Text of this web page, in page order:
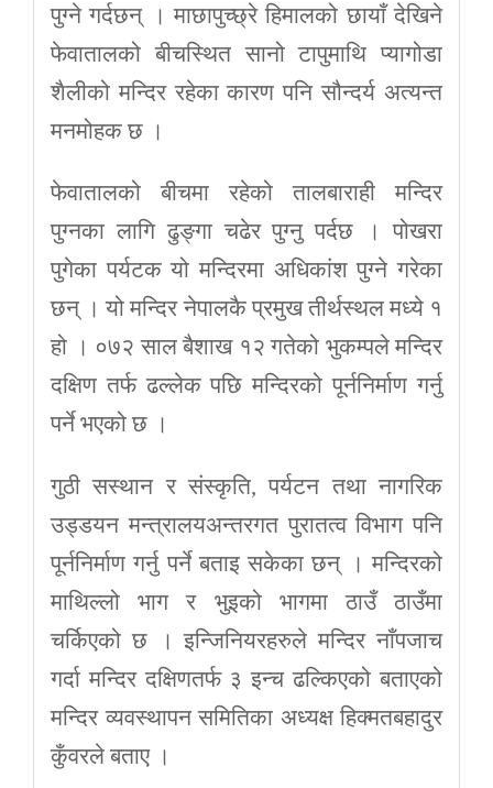
पुग्ने गर्दछन् । माछापुच्छ्रे हिमालको छायाँ देखिने
फेवातालको बीचस्थित सानो टापुमाथि प्यागोडा
शैलीको मन्दिर रहेका कारण पनि सौन्दर्य अत्यन्त
मनमोहक छ ।
फेवातालको बीचमा रहेको तालबाराही मन्दिर
पुग्नका लागि ढुङ्गा चढेर पुग्नु पर्दछ । पोखरा
पुगेका पर्यटक यो मन्दिरमा अधिकांश पुग्ने गरेका
छन् । यो मन्दिर नेपालकै प्रमुख तीर्थस्थल मध्ये १
हो । ०७२ साल बैशाख १२ गतेको भुकम्पले मन्दिर
दक्षिण तर्फ ढल्लेक पछि मन्दिरको पूर्ननिर्माण गर्नु
पर्ने भएको छ ।
गुठी सस्थान र संस्कृति, पर्यटन तथा नागरिक
उड्डयन मन्त्रालयअन्तरगत पुरातत्व विभाग पनि
पूर्ननिर्माण गर्नु पर्ने बताइ सकेका छन् । मन्दिरको
माथिल्लो भाग र भुइको भागमा ठाउँ ठाउँमा
चर्किएको छ । इन्जिनियरहरुले मन्दिर नाँपजाच
गर्दा मन्दिर दक्षिणतर्फ ३ इन्च ढल्किएको बताएको
मन्दिर व्यवस्थापन समितिका अध्यक्ष हिक्मतबहादुर
कुँवरले बताए ।